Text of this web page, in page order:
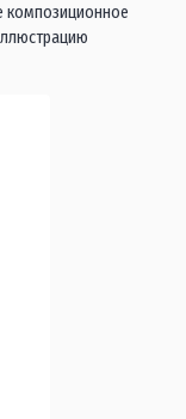
композиционное